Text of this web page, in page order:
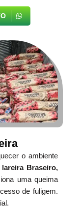
o ambiente
lareira Braseiro,
uma queima
de fuligem.